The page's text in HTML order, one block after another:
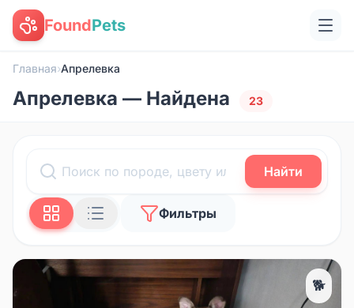
FoundPets
Главная›Апрелевка
Апрелевка — Найдена 23
Найти
Фильтры
🐕